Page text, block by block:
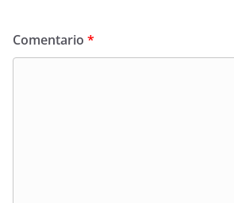
Comentario *